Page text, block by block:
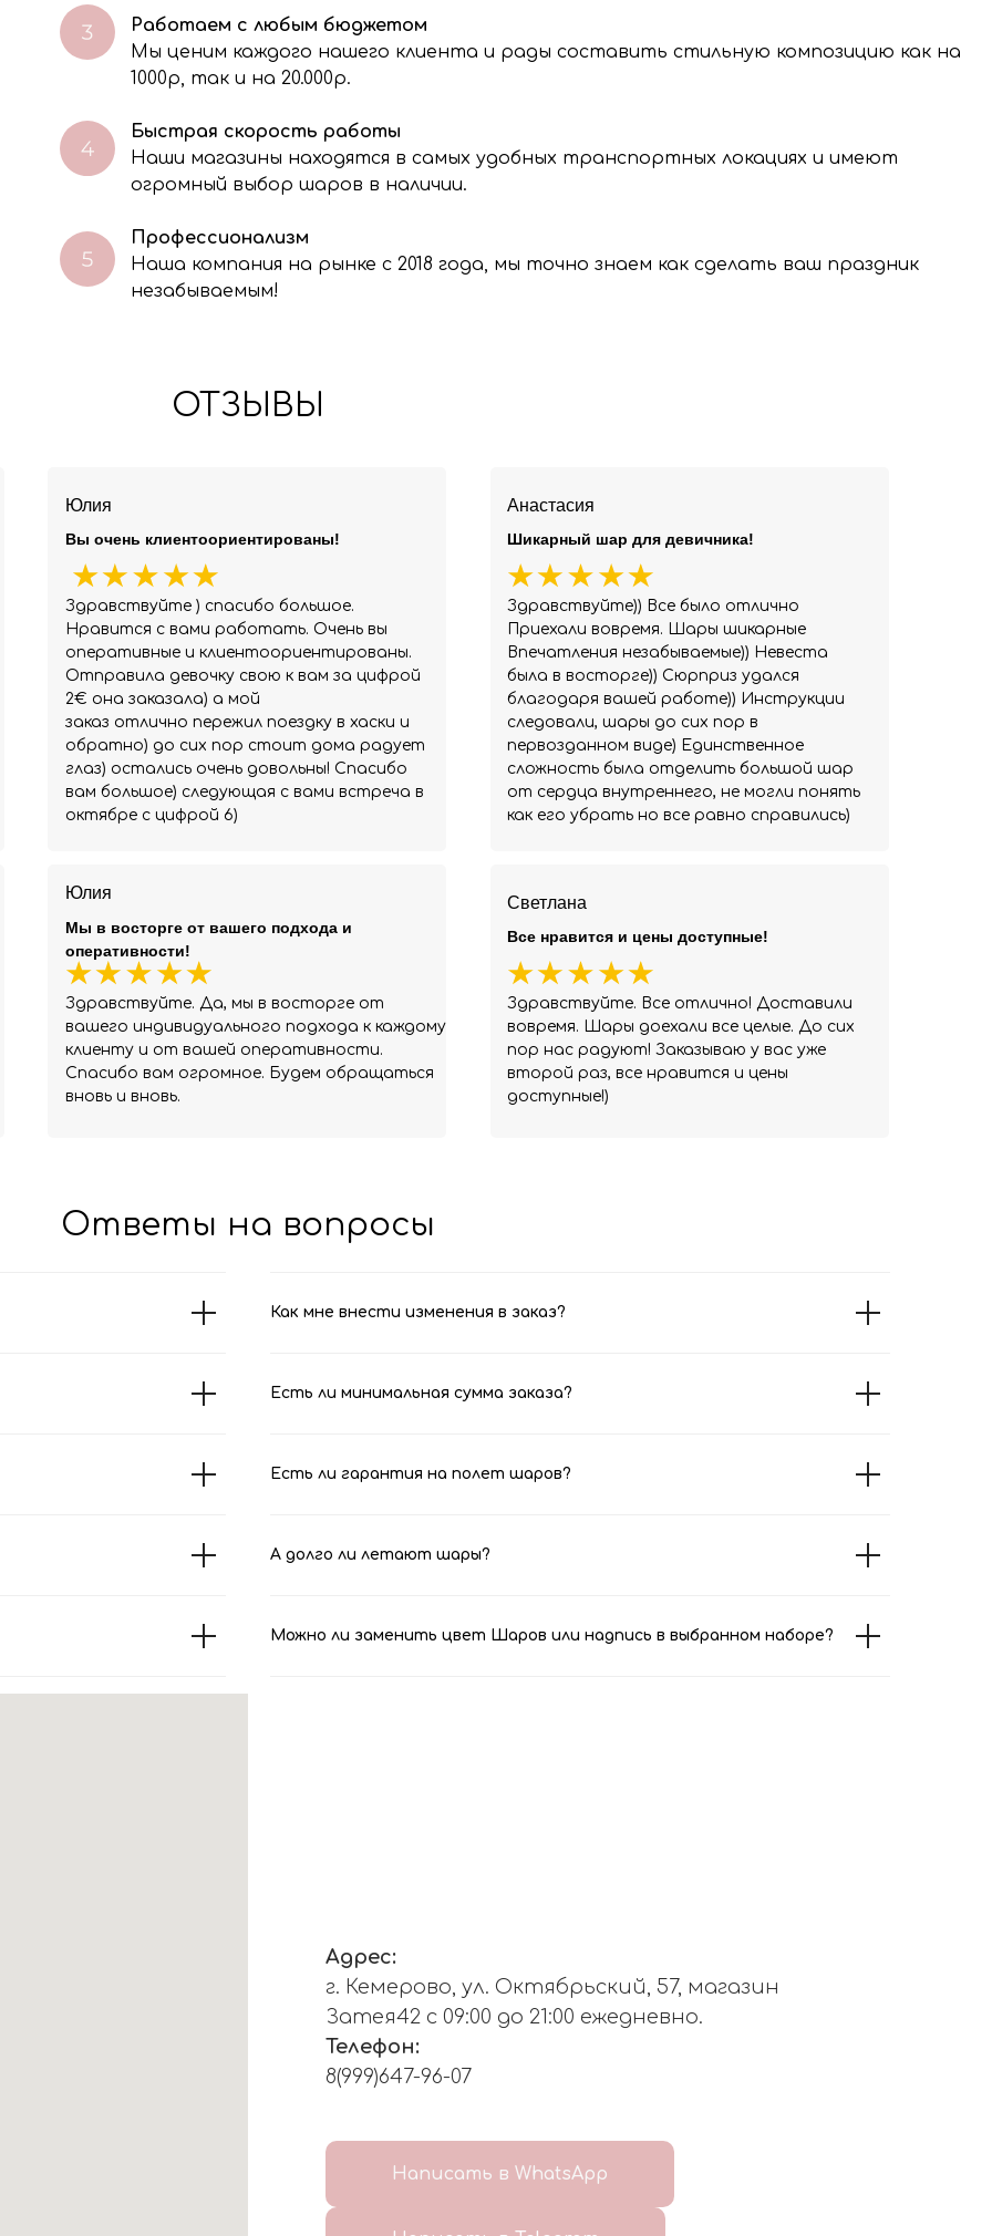
электронную форму, Вы даете согласие на обработку, сбор, хранение и передачу
Вами информации на условиях Политики обработки персональных данных.
Работаем с любым бюджетом
Мы ценим каждого нашего клиента и рады составить стильную композицию как на
1000р, так и на 20.000р.
Быстрая скорость работы
Наши магазины находятся в самых удобных транспортных локациях и имеют
огромный выбор шаров в наличии.
Профессионализм
Наша компания на рынке с 2018 года, мы точно знаем как сделать ваш праздник
незабываемым!
ОТЗЫВЫ
Юлия
Здравствуйте. Да, мы в восторге от
вашего индивидуального подхода к каждому
клиенту и от вашей оперативности.
Спасибо вам огромное. Будем обращаться
вновь и вновь.
Мы в восторге от вашего подхода и
оперативности!
Светлана
Здравствуйте. Все отлично! Доставили
вовремя. Шары доехали все целые. До сих
пор нас радуют! Заказываю у вас уже
второй раз, все нравится и цены
доступные!)
Все нравится и цены доступные!
Юлия
Здравствуйте ) спасибо большое.
Нравится с вами работать. Очень вы
оперативные и клиентоориентированы.
Отправила девочку свою к вам за цифрой
2€ она заказала) а мой
заказ отлично пережил поездку в хаски и
обратно) до сих пор стоит дома радует
глаз) остались очень довольны! Спасибо
вам большое) следующая с вами встреча в
октябре с цифрой 6)
Вы очень клиентоориентированы!
Анастасия
Здравствуйте)) Все было отлично
Приехали вовремя. Шары шикарные
Впечатления незабываемые)) Невеста
была в восторге)) Сюрприз удался
благодаря вашей работе)) Инструкции
следовали, шары до сих пор в
первозданном виде) Единственное
сложность была отделить большой шар
от сердца внутреннего, не могли понять
как его убрать но все равно справились)
Шикарный шар для девичника!
Ответы на вопросы
Как мне внести изменения в заказ?
Есть ли минимальная сумма заказа?
Есть ли гарантия на полет шаров?
А долго ли летают шары?
Можно ли заменить цвет Шаров или надпись в выбранном наборе?
Адрес:
г. Кемерово, ул. Октябрьский, 57, магазин
Затея42 с 09:00 до 21:00 ежедневно.
Телефон:
8(999)647-96-07
Написать в WhatsApp